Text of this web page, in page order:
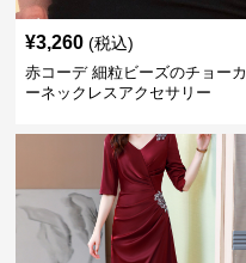
¥3,260 (税込)
赤コーデ 細粒ビーズのチョーカ
ーネックレスアクセサリー